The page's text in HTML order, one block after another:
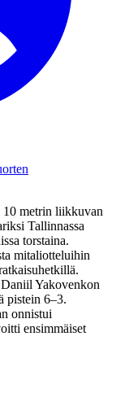
10 metrin liikkuvan
Tallinnassa
torstaina.
mitaliotteluihin
Yakovenkon
pistein 6–3.
onnistui
ensimmäiset